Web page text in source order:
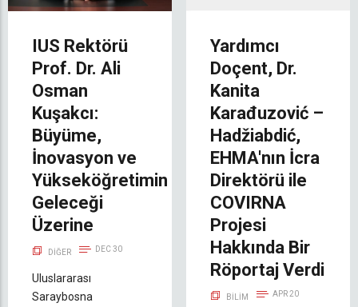
IUS Rektörü
Prof. Dr. Ali
Osman
Kuşakcı:
Büyüme,
İnovasyon ve
Yükseköğretimin
Geleceği
Üzerine
DIĞER DEC 30
Uluslararası
Saraybosna
Yardımcı
Doçent, Dr.
Kanita
Karađuzović –
Hadžiabdić,
EHMA'nın İcra
Direktörü ile
COVIRNA
Projesi
Hakkında Bir
Röportaj Verdi
BILIM APR 20